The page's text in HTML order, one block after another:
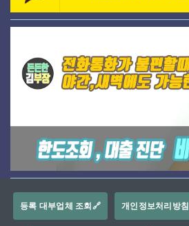
등록 대부업체 조회🔗 개인정보처리방침